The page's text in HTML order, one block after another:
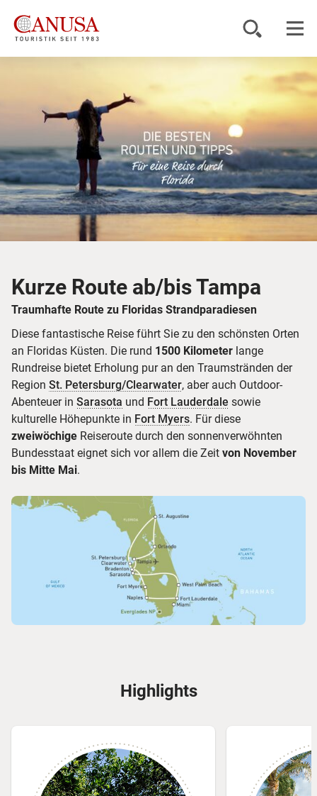
Reisearten
Inspiration
Service
Kurze Route ab/bis Tampa
Traumhafte Route zu Floridas Strandparadiesen
Diese fantastische Reise führt Sie zu den schönsten Orten
an Floridas Küsten. Die rund 1500 Kilometer lange
Rundreise bietet Erholung pur an den Traumstränden der
Region St. Petersburg/Clearwater, aber auch Outdoor-
Abenteuer in Sarasota und Fort Lauderdale sowie
kulturelle Höhepunkte in Fort Myers. Für diese
zweiwöchige Reiseroute durch den sonnenverwöhnten
Bundesstaat eignet sich vor allem die Zeit von November
bis Mitte Mai.
Highlights